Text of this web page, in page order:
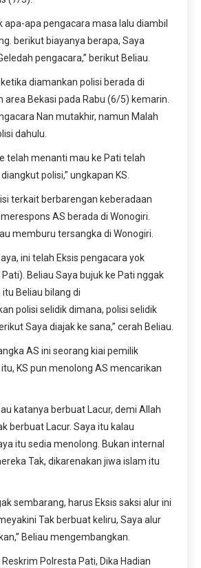
apa-apa pengacara masa lalu diambil
berikut biayanya berapa, Saya
pengacara,” berikut Beliau.
diamankan polisi berada di
area Bekasi pada Rabu (6/5) kemarin.
Nan mutakhir, namun Malah
dahulu.
telah menanti mau ke Pati telah
polisi,” ungkapan KS.
terkait berbarengan keberadaan
AS berada di Wonogiri.
memburu tersangka di Wonogiri.
ini telah Eksis pengacara yok
Beliau Saya bujuk ke Pati nggak
Beliau bilang di
polisi selidik dimana, polisi selidik
Saya diajak ke sana,” cerah Beliau.
AS ini seorang kiai pemilik
KS pun menolong AS mencarikan
katanya berbuat Lacur, demi Allah
berbuat Lacur. Saya itu kalau
itu sedia menolong. Bukan internal
Tak, dikarenakan jiwa islam itu
sembarang, harus Eksis saksi alur ini
Tak berbuat keliru, Saya alur
Beliau mengembangkan.
Polresta Pati, Dika Hadian